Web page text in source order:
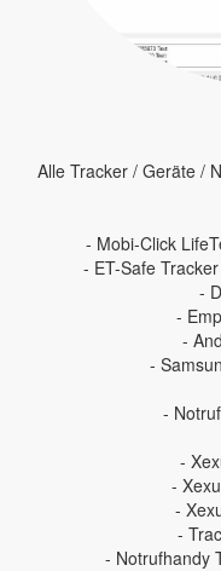
Alle Tracker / Geräte /
- Mobi-Click
- ET-Safe
-
-
-
-
-
-
-
-
-
- Notrufhandy